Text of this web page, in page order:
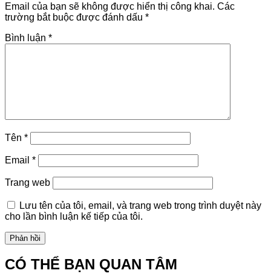
Email của bạn sẽ không được hiển thị công khai. Các
trường bắt buộc được đánh dấu *
Bình luận *
Tên *
Email *
Trang web
Lưu tên của tôi, email, và trang web trong trình duyệt này
cho lần bình luận kế tiếp của tôi.
CÓ THỂ BẠN QUAN TÂM